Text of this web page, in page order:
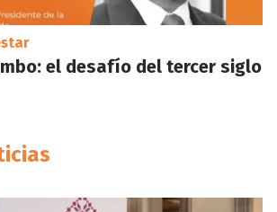
el desafío del tercer siglo